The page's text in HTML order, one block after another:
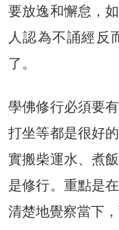
要放逸和懈怠，
人認為不誦經反
了。
學佛修行必須要
打坐等都是很好
實搬柴運水、煮
是修行。重點是
清楚地覺察當下